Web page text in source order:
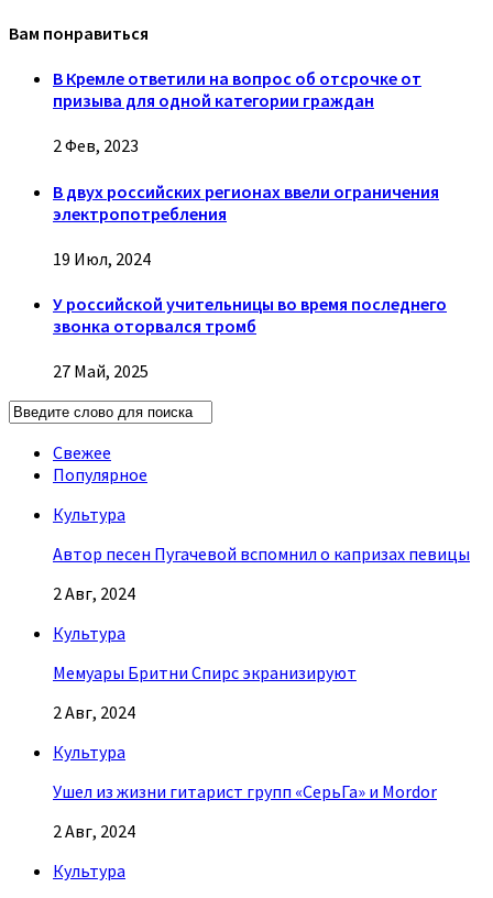
Вам понравиться
В Кремле ответили на вопрос об отсрочке от
призыва для одной категории граждан
2 Фев, 2023
В двух российских регионах ввели ограничения
электропотребления
19 Июл, 2024
У российской учительницы во время последнего
звонка оторвался тромб
27 Май, 2025
Свежее
Популярное
Культура
Автор песен Пугачевой вспомнил о капризах певицы
2 Авг, 2024
Культура
Мемуары Бритни Спирс экранизируют
2 Авг, 2024
Культура
Ушел из жизни гитарист групп «СерьГа» и Mordor
2 Авг, 2024
Культура